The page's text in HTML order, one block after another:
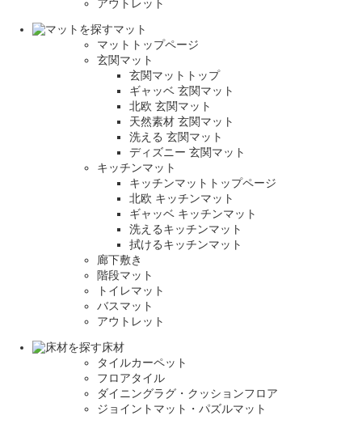
アウトレット
マット
マットトップページ
玄関マット
玄関マットトップ
ギャッベ 玄関マット
北欧 玄関マット
天然素材 玄関マット
洗える 玄関マット
ディズニー 玄関マット
キッチンマット
キッチンマットトップページ
北欧 キッチンマット
ギャッベ キッチンマット
洗えるキッチンマット
拭けるキッチンマット
廊下敷き
階段マット
トイレマット
バスマット
アウトレット
床材
タイルカーペット
フロアタイル
ダイニングラグ・クッションフロア
ジョイントマット・パズルマット